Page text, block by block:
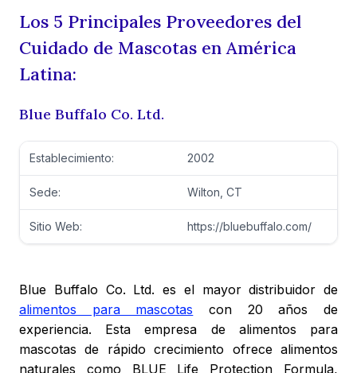
Los 5 Principales Proveedores del
Cuidado de Mascotas en América
Latina:
Blue Buffalo Co. Ltd.
Establecimiento: 2002
Sede: Wilton, CT
Sitio Web: https://bluebuffalo.com/
Blue Buffalo Co. Ltd. es el mayor distribuidor de
alimentos para mascotas con 20 años de
experiencia. Esta empresa de alimentos para
mascotas de rápido crecimiento ofrece alimentos
naturales como BLUE Life Protection Formula,